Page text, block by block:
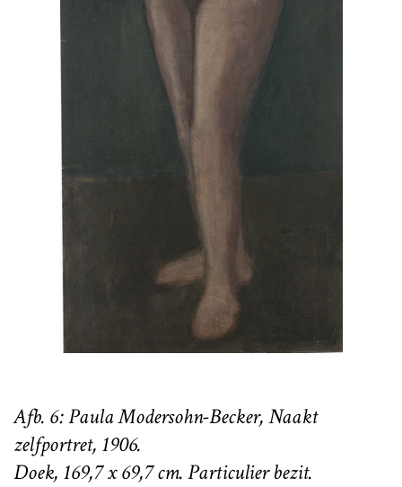
Afb. 6: Paula Modersohn-Becker, Naakt
zelfportret, 1906.
Doek, 169,7 x 69,7 cm. Particulier bezit.